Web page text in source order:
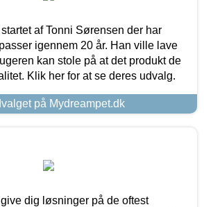
af Tonni Sørensen der har
igennem 20 år. Han ville lave
kan stole på at det produkt de
Klik her for at se deres udvalg.
på Mydreampet.dk
dig løsninger på de oftest